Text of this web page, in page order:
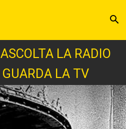
ASCOLTA LA RADIO
GUARDA LA TV